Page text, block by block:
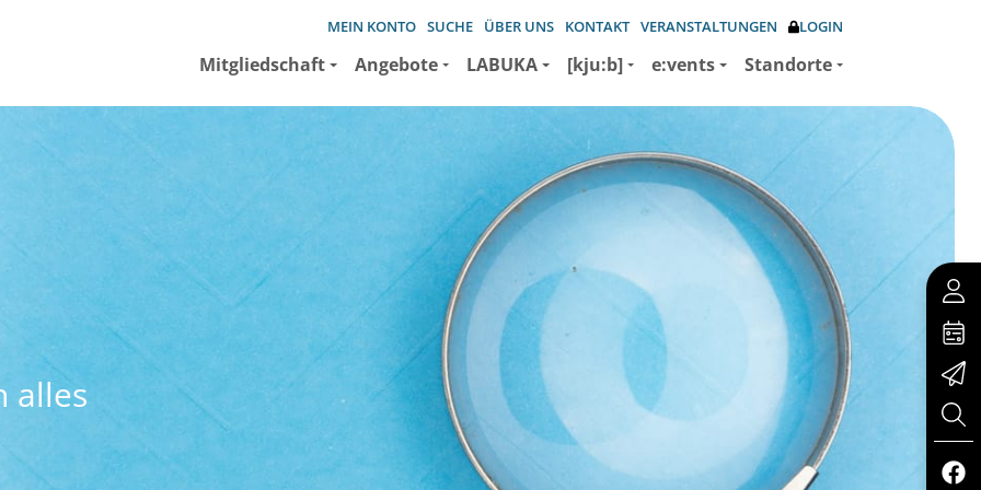
MEIN KONTO SUCHE ÜBER UNS KONTAKT VERANSTALTUNGEN LOGIN
Mitgliedschaft Angebote LABUKA [kju:b] e:vents Standorte
alles